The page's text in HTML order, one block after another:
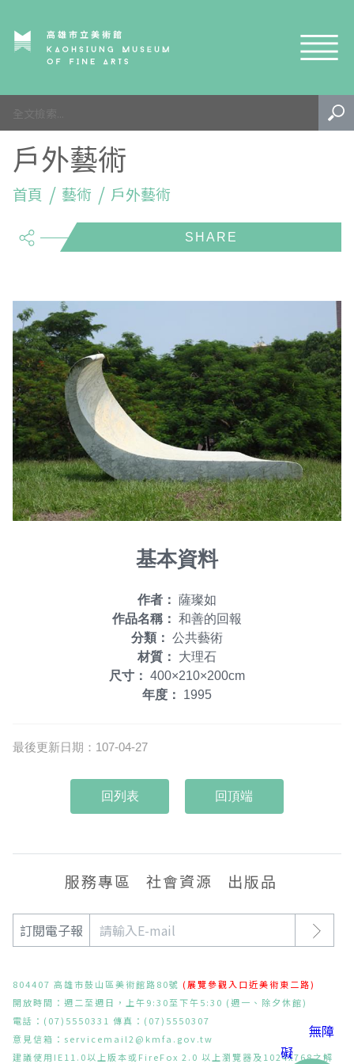
網站導覽
內惟埤簡史
生態公園
規劃歷程
園區特色地圖
內惟藝術中心
交通資訊
交通資訊
輕軌資訊
生態
鳥類
植物
兩棲爬行類
其他
活動
課程活動
生態志工
藝術市集
藝術
專案成果
泛南島藝術祭-水系植物生態復甦計畫
請領來入厝-高美館園區領角鴞環境教育計畫
影音專區
EN TW
戶外藝術
首頁 藝術 戶外藝術
share
基本資料
作者： 薩璨如
作品名稱： 和善的回報
分類： 公共藝術
材質：
大理石
尺寸： 400×210×200cm
年度：
1995
最後更新日期：107-04-27
回頂端
服務專區 社會資源 出版品
訂閱電子報
804407 高雄市鼓山區美術館路80號 (展覽參觀入口近美術東二路)
開放時間：週二至週日，上午9:30至下午5:30 (週一、除夕休館)
電話：(07)5550331 傳真：(07)5550307
意見信箱： servicemail2@kmfa.gov.tw
建議使用IE11.0以上版本或FireFox 2.0 以上瀏覽器及1024x768之解
無障
礙